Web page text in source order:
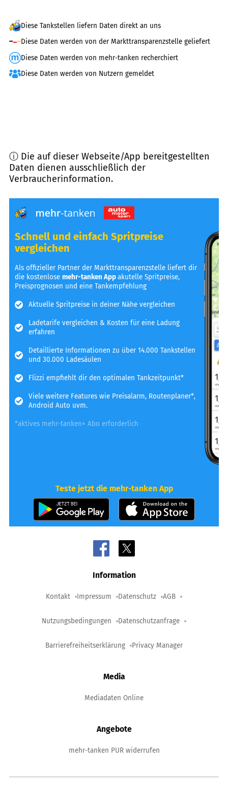
Diese Tankstellen liefern Daten direkt an uns
Diese Daten werden von der Markttransparenzstelle geliefert
Diese Daten werden von mehr-tanken recherchiert
Diese Daten werden von Nutzern gemeldet
ⓘ Die auf dieser Webseite/App bereitgestellten
Daten dienen ausschließlich der
Verbraucherinformation.
Schnell und einfach Spritpreise
vergleichen
Als offizieller Partner der Markttransparenzstelle liefert dir
die kostenlosemehr-tanken Appakutelle Spritpreise,
Preisprognosen und eine Tankempfehlung
Aktuelle Spritpreise in deiner Nähe vergleichen
Ladetarife vergleichen & Kosten für eine Ladung
erfahren
Detaillierte Informationen zu über 14.000 Tankstellen
und 30.000 Ladesäulen
Flizzi empfiehlt dir den optimalen Tankzeitpunkt*
Viele weitere Features wie Preisalarm, Routenplaner*,
Android Auto uvm.
*aktives mehr-tanken+ Abo erforderlich
Teste jetzt die mehr-tanken App
Information
Kontakt Impressum Datenschutz AGB
Nutzungsbedingungen Datenschutzanfrage
Barrierefreiheitserklärung Privacy Manager
Media
Mediadaten Online
Angebote
mehr-tanken PUR widerrufen